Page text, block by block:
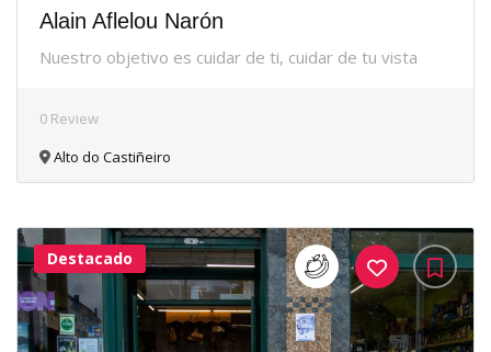
Alain Aflelou Narón
Nuestro objetivo es cuidar de ti, cuidar de tu vista
0 Review
Alto do Castiñeiro
36Me
Gusta
Destacado